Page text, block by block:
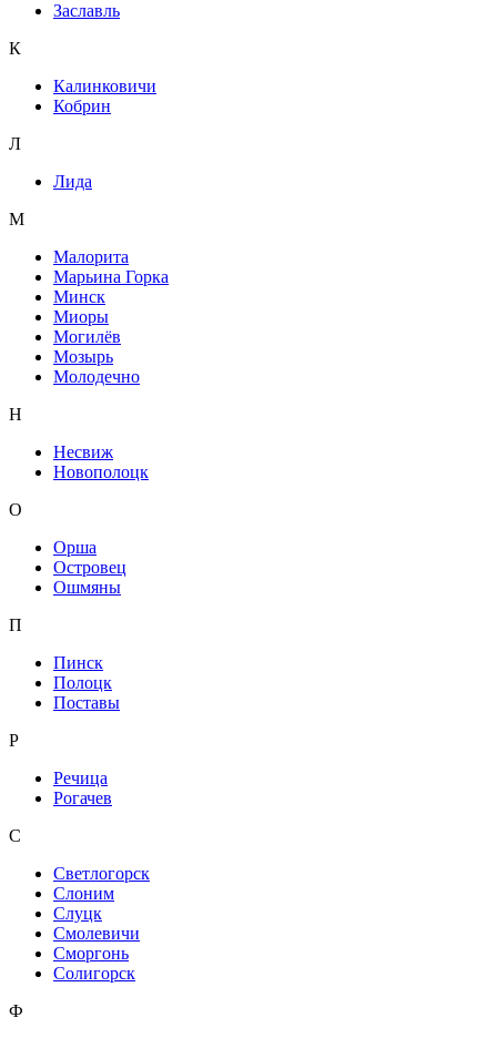
Заславль
К
Калинковичи
Кобрин
Л
Лида
М
Малорита
Марьина Горка
Минск
Миоры
Могилёв
Мозырь
Молодечно
Н
Несвиж
Новополоцк
О
Орша
Островец
Ошмяны
П
Пинск
Полоцк
Поставы
Р
Речица
Рогачев
С
Светлогорск
Слоним
Слуцк
Смолевичи
Сморгонь
Солигорск
Ф